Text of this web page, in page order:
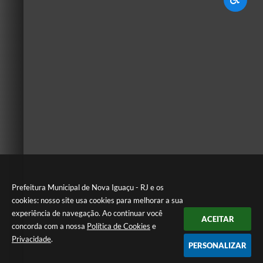
Prefeitura Municipal de Nova Iguaçu - RJ e os
cookies: nosso site usa cookies para melhorar a sua
experiência de navegação. Ao continuar você
concorda com a nossa Política de Cookies e
Privacidade.
ACEITAR
PERSONALIZAR